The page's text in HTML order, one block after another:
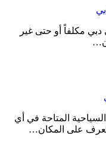
مكلفاً أو حتى غير
المتاحة في أي
على المكان…